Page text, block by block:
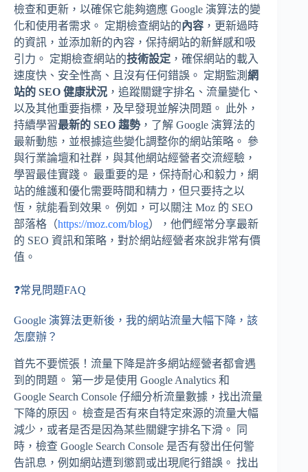
檢查和更新，以確保它能夠適應 Google 演算法的變
化和使用者需求。 定期檢查網站的內容 ，更新過時
的資訊，並添加新的內容，保持網站的新鮮感和吸
引力。 定期檢查網站的技術設定 ，確保網站的載入
速度快、安全性高、且沒有任何錯誤。 定期監測 網
站的 SEO 健康狀況 ，追蹤關鍵字排名、流量變化、
以及其他重要指標，及早發現並解決問題。 此外，
持續學習最新的 SEO 趨勢，了解 Google 演算法的
最新動態，並根據這些變化調整你的網站策略。 參
與行業論壇和社群，與其他網站經營者交流經驗，
學習最佳實踐。 最重要的是，保持耐心和毅力，網
站的維護和優化需要時間和精力，但只要持之以
恆，就能看到效果。 例如，可以關注 Moz 的 SEO
部落格（https://moz.com/blog），他們經常分享最新
的 SEO 資訊和策略，對於網站經營者來說非常有價
值。
❓常見問題FAQ
Google 演算法更新後，我的網站流量大幅下降，該
怎麼辦？
首先不要慌張！流量下降是許多網站經營者都會遇
到的問題。 第一步是使用 Google Analytics 和
Google Search Console 仔細分析流量數據，找出流量
下降的原因。 檢查是否有來自特定來源的流量大幅
減少，或者是否是因為某些關鍵字排名下滑。 同
時，檢查 Google Search Console 是否有發出任何警
告訊息，例如網站遭到懲罰或出現爬行錯誤。 找出